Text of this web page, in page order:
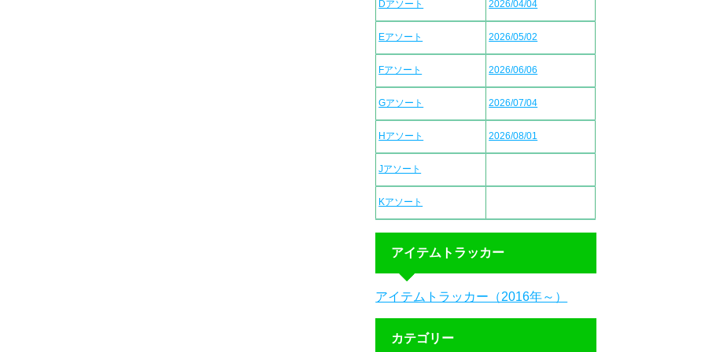
Dアソート 2026/04/04
Eアソート 2026/05/02
Fアソート 2026/06/06
Gアソート 2026/07/04
Hアソート 2026/08/01
Jアソート
Kアソート
アイテムトラッカー
アイテムトラッカー（2016年～）
カテゴリー